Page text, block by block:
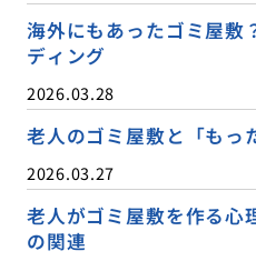
海外にもあったゴミ屋
ディング
2026.03.28
老人のゴミ屋敷と「もっ
2026.03.27
老人がゴミ屋敷を作る心
の関連